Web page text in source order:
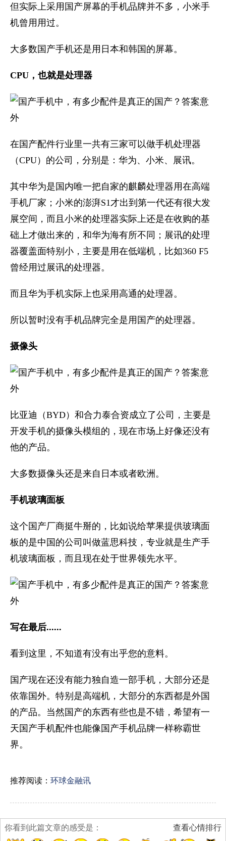
但实际上采用国产屏幕的手机品牌并不多，小米手
机曾用用过。
大多数国产手机还是用日本和韩国的屏幕。
CPU，也就是处理器
在国产配件行业里一共有三家可以做手机处理器
（CPU）的公司，分别是：华为、小米、展讯。
其中华为是国内唯一把自家的麒麟处理器用在高端
手机厂家；小米的澎湃S1才出到第一代还有很大发
展空间，而且小米的处理器实际上还是在收购的基
础上才做出来的，和华为海有所不同；展讯的处理
器覆盖面特别小，主要是用在低端机，比如360 F5
曾经用过展讯的处理器。
而且华为手机实际上也采用高通的处理器。
所以暂时没有手机品牌完全是用国产的处理器。
摄像头
比亚迪（BYD）和合力泰合资成立了公司，主要是
开发手机的摄像头模组的，现在市场上好像还没有
他的产品。
大多数摄像头还是来自日本或者欧洲。
手机玻璃面板
这个国产厂商挺牛掰的，比如说给苹果提供玻璃面
板的是中国的公司叫做蓝思科技，专业就是生产手
机玻璃面板，而且现在处于世界领先水平。
写在最后......
看到这里，不知道有没有出乎您的意料。
国产现在还没有能力独自造一部手机，大部分还是
依靠国外。特别是高端机，大部分的东西都是外国
的产品。当然国产的东西有些也是不错，希望有一
天国产手机配件也能像国产手机品牌一样称霸世
界。
推荐阅读： 环球金融讯
查看心情排行
你看到此篇文章的感受是：